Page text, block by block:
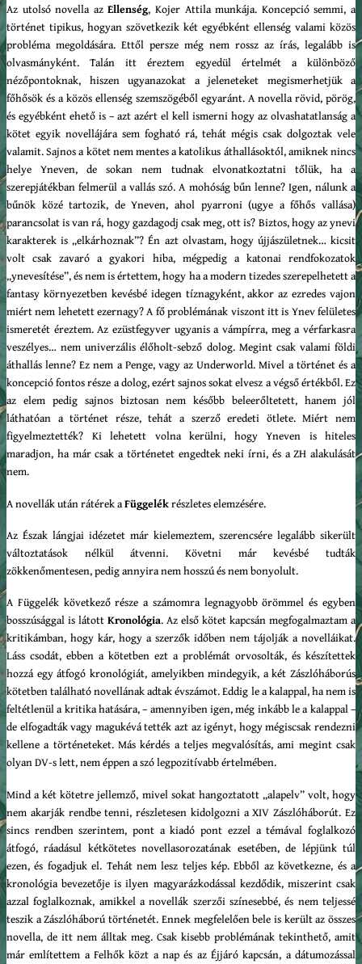
Az utolsó novella azEllenség, Kojer Attila munkája. Koncepció semmi, a
történet tipikus, hogyan szövetkezik két egyébként ellenség valami közös
probléma megoldására. Ettől persze még nem rossz az írás, legalább is
olvasmányként. Talán itt éreztem egyedül értelmét a különböző
nézőpontoknak, hiszen ugyanazokat a jeleneteket megismerhetjük a
főhősök és a közös ellenség szemszögéből egyaránt. A novella rövid, pörög,
és egyébként ehető is – azt azért el kell ismerni hogy az olvashatatlanság a
kötet egyik novellájára sem fogható rá, tehát mégis csak dolgoztak vele
valamit. Sajnos a kötet nem mentes a katolikus áthallásoktól, amiknek nincs
helye Yneven, de sokan nem tudnak elvonatkoztatni tőlük, ha a
szerepjátékban felmerül a vallás szó. A mohóság bűn lenne? Igen, nálunk a
bűnök közé tartozik, de Yneven, ahol pyarroni (ugye a főhős vallása)
parancsolat is van rá, hogy gazdagodj csak meg, ott is? Biztos, hogy az ynevi
karakterek is „elkárhoznak”? Én azt olvastam, hogy újjászületnek… kicsit
volt csak zavaró a gyakori hiba, mégpedig a katonai rendfokozatok
„ynevesítése”, és nem is értettem, hogy ha a modern tizedes szerepelhetett a
fantasy környezetben kevésbé idegen tíznagyként, akkor az ezredes vajon
miért nem lehetett ezernagy? A fő problémának viszont itt is Ynev felületes
ismeretét éreztem. Az ezüstfegyver ugyanis a vámpírra, meg a vérfarkasra
veszélyes… nem univerzális élőholt-sebző dolog. Megint csak valami földi
áthallás lenne? Ez nem a Penge, vagy az Underworld. Mivel a történet és a
koncepció fontos része a dolog, ezért sajnos sokat elvesz a végső értékből. Ez
az elem pedig sajnos biztosan nem később beleerőltetett, hanem jól
láthatóan a történet része, tehát a szerző eredeti ötlete. Miért nem
figyelmeztették? Ki lehetett volna kerülni, hogy Yneven is hiteles
maradjon, ha már csak a történetet engedtek neki írni, és a ZH alakulását
nem.
A novellák után rátérek aFüggelékrészletes elemzésére.
Az Észak lángjai idézetet már kielemeztem, szerencsére legalább sikerült
változtatások nélkül átvenni. Követni már kevésbé tudták
zökkenőmentesen, pedig annyira nem hosszú és nem bonyolult.
A Függelék következő része a számomra legnagyobb örömmel és egyben
bosszúsággal is látott Kronológia. Az első kötet kapcsán megfogalmaztam a
kritikámban, hogy kár, hogy a szerzők időben nem tájolják a novelláikat.
Láss csodát, ebben a kötetben ezt a problémát orvosolták, és készítettek
hozzá egy átfogó kronológiát, amelyikben mindegyik, a két Zászlóháborús
kötetben található novellának adtak évszámot. Eddig le a kalappal, ha nem is
feltétlenül a kritika hatására, – amennyiben igen, még inkább le a kalappal –
de elfogadták vagy magukévá tették azt az igényt, hogy mégiscsak rendezni
kellene a történeteket. Más kérdés a teljes megvalósítás, ami megint csak
olyan DV-s lett, nem éppen a szó legpozitívabb értelmében.
Mind a két kötetre jellemző, mivel sokat hangoztatott „alapelv” volt, hogy
nem akarják rendbe tenni, részletesen kidolgozni a XIV Zászlóháborút. Ez
sincs rendben szerintem, pont a kiadó pont ezzel a témával foglalkozó
átfogó, ráadásul kétkötetes novellasorozatának esetében, de lépjünk túl
ezen, és fogadjuk el. Tehát nem lesz teljes kép. Ebből az következne, és a
kronológia bevezetője is ilyen magyarázkodással kezdődik, miszerint csak
azzal foglalkoznak, amikkel a novellák szerzői színesebbé, és nem teljessé
teszik a Zászlóháború történetét. Ennek megfelelően bele is került az összes
novella, de itt nem álltak meg. Csak kisebb problémának tekinthető, amit
már említettem a Felhők közt a nap és az Éjjáró kapcsán, a dátumozással